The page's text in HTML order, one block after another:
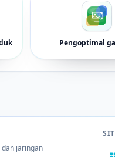
Pengoptimal
jaringan